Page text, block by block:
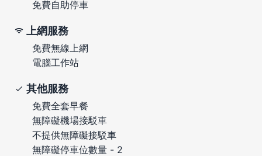
免費自助停車
上網服務
免費無線上網
電腦工作站
其他服務
免費全套早餐
無障礙機場接駁車
不提供無障礙接駁車
無障礙停車位數量 - 2